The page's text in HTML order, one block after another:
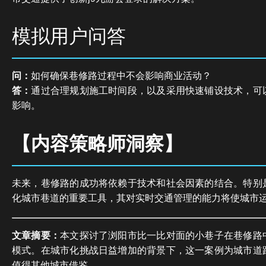
模拟用户问答
问： 如何确保巷修路过程中不会影响商业活动？
答：通过合理规划施工时间段，以及采用快速铺设技术，
影响。
【内容策略师洞察】
未来，巷修路的成功将依赖于技术和社会因素的结合。特
化城市巷道的重要工具，其对实时交通管理的能力将使城市
文章摘要：本文探讨了浏阳市比一比对面的小巷子在巷修
模式。在城市化挑战日益增加的背景下，这一案例为城市